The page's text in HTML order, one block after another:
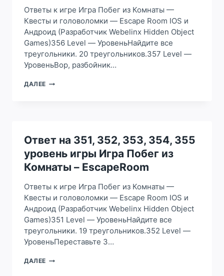
КОМНАТЫ
–
ESCAPEROOM
Ответы к игре Игра Побег из Комнаты —
Квесты и головоломки — Escape Room IOS и
Андроид (Разработчик Webelinx Hidden Object
Games)356 Level — УровеньНайдите все
треугольники. 20 треугольников.357 Level —
УровеньВор, разбойник…
ДАЛЕЕ ОТВЕТ
360
УРОВЕНЬ
ИГРЫ
ИГРА
ПОБЕГ
КОМНАТЫ
–
ESCAPEROOM
Ответ на 351, 352, 353, 354, 355
уровень игры Игра Побег из
Комнаты – EscapeRoom
Ответы к игре Игра Побег из Комнаты —
Квесты и головоломки — Escape Room IOS и
Андроид (Разработчик Webelinx Hidden Object
Games)351 Level — УровеньНайдите все
треугольники. 19 треугольников.352 Level —
УровеньПереставьте 3…
ДАЛЕЕ ОТВЕТ